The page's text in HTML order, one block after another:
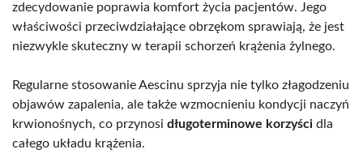
zdecydowanie poprawia komfort życia pacjentów. Jego
właściwości przeciwdziałające obrzękom sprawiają, że jest
niezwykle skuteczny w terapii schorzeń krążenia żylnego.
Regularne stosowanie Aescinu sprzyja nie tylko złagodzeniu
objawów zapalenia, ale także wzmocnieniu kondycji naczyń
krwionośnych, co przynosi długoterminowe korzyści dla
całego układu krążenia.